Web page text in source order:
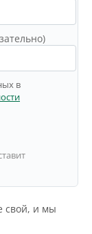
в
свой, и мы